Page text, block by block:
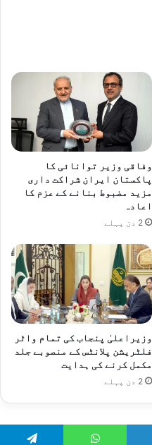
وفاقی وزیر توانائی کا
پاکستان ایران شراکت داری
مزید مضبوط بنانے کے عزم کا
اعادہ
2 دن پہلے
وزیراعلیٰ پنجاب کی تمام واٹر
فلٹریشن پلانٹس کے منصوبے جلد
مکمل کرنے کی ہدایت
2 دن پہلے